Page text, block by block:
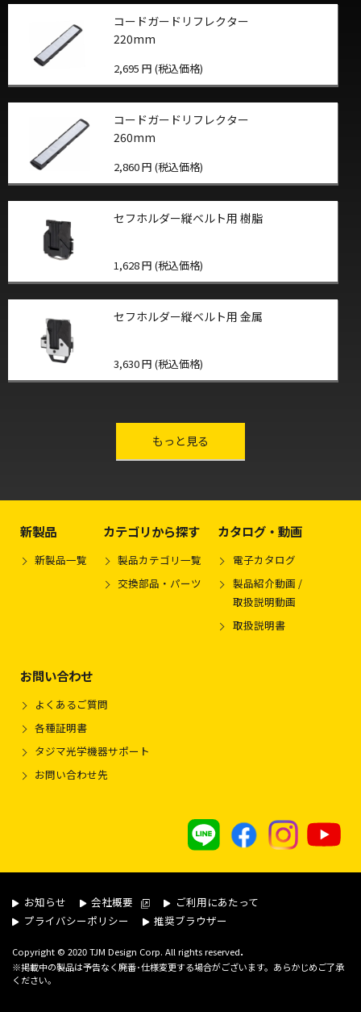
コードガードリフレクター
220mm
2,695 円 (税込価格)
コードガードリフレクター
260mm
2,860 円 (税込価格)
セフホルダー縦ベルト用 樹脂
1,628 円 (税込価格)
セフホルダー縦ベルト用 金属
3,630 円 (税込価格)
もっと見る
新製品
新製品一覧
カテゴリから探す
製品カテゴリ一覧
交換部品・パーツ
カタログ・動画
電子カタログ
製品紹介動画 /
取扱説明動画
取扱説明書
お問い合わせ
よくあるご質問
各種証明書
タジマ光学機器サポート
お問い合わせ先
お知らせ 会社概要
ご利用にあたって
プライバシーポリシー
推奨ブラウザー
Copyright © 2020 TJM Design Corp. All rights reserved.
※掲載中の製品は予告なく廃番･仕様変更する場合がございます。あらかじめご了承
ください。